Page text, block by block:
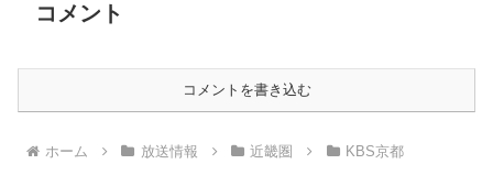
コメント
コメントを書き込む
ホーム 放送情報 近畿圏 KBS京都